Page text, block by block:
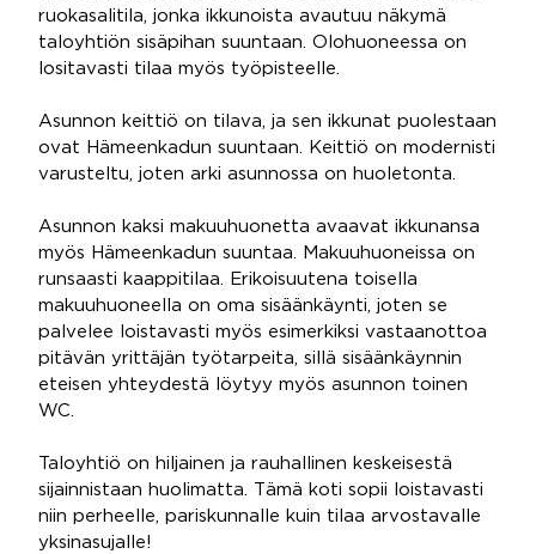
ruokasalitila, jonka ikkunoista avautuu näkymä
taloyhtiön sisäpihan suuntaan. Olohuoneessa on
lositavasti tilaa myös työpisteelle.
Asunnon keittiö on tilava, ja sen ikkunat puolestaan
ovat Hämeenkadun suuntaan. Keittiö on modernisti
varusteltu, joten arki asunnossa on huoletonta.
Asunnon kaksi makuuhuonetta avaavat ikkunansa
myös Hämeenkadun suuntaa. Makuuhuoneissa on
runsaasti kaappitilaa. Erikoisuutena toisella
makuuhuoneella on oma sisäänkäynti, joten se
palvelee loistavasti myös esimerkiksi vastaanottoa
pitävän yrittäjän työtarpeita, sillä sisäänkäynnin
eteisen yhteydestä löytyy myös asunnon toinen
WC.
Taloyhtiö on hiljainen ja rauhallinen keskeisestä
sijainnistaan huolimatta. Tämä koti sopii loistavasti
niin perheelle, pariskunnalle kuin tilaa arvostavalle
yksinasujalle!